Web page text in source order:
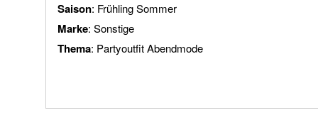
Saison: Frühling Sommer
Marke: Sonstige
Thema: Partyoutfit Abendmode